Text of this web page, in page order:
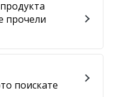
прочели
поискате